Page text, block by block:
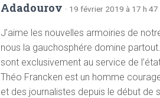
Adadourov · 19 février 2019 à 17 h 47
J’aime les nouvelles armoiries de
nous la gauchosphére domine
sont exclusivement au service de
Théo Francken est un homme
et des journalistes depuis le début de